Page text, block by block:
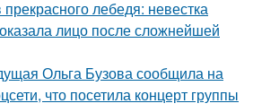
лебедя: невестка
лицо после сложнейшей
Ольга Бузова сообщила на
что посетила концерт группы